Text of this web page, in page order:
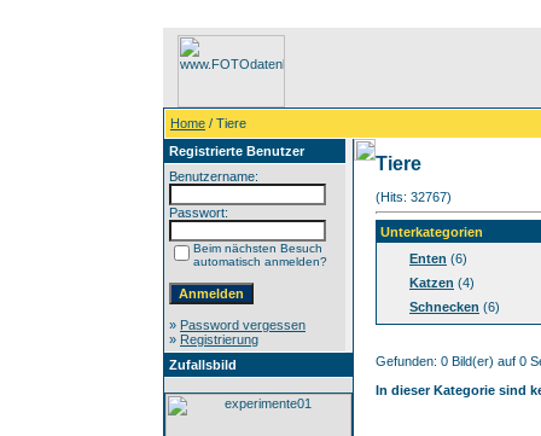
Home / Tiere
Registrierte Benutzer
Benutzername:
Passwort:
Beim nächsten Besuch
automatisch anmelden?
» Password vergessen
» Registrierung
Zufallsbild
Tiere
(Hits: 32767)
Unterkategorien
Enten (6)
Katzen (4)
Schnecken (6)
Gefunden: 0 Bild(er) auf 0
In dieser Kategorie sind